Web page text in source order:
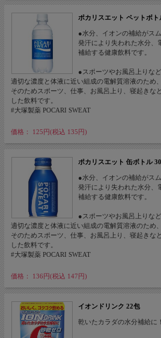
ポカリスエット ペットボト
●水分、イオンの補給がス
発汗により失われた水分、
補給する健康飲料です。
●スポーツやお風呂上りな
適切な濃度と体液に近い組成の電解質溶液のため
そのためスポーツ、仕事、お風呂上り、寝起きな
した飲料です。
#大塚製薬 POCARI SWEAT
価格： 125円(税込 135円)
ポカリスエット 缶ボトル
●水分、イオンの補給がス
発汗により失われた水分、
補給する健康飲料です。
●スポーツやお風呂上りな
適切な濃度と体液に近い組成の電解質溶液のため
そのためスポーツ、仕事、お風呂上り、寝起きな
した飲料です。
#大塚製薬 POCARI SWEAT
価格： 136円(税込 147円)
イオンドリンク 22包
乾いたカラダの水分補給に！